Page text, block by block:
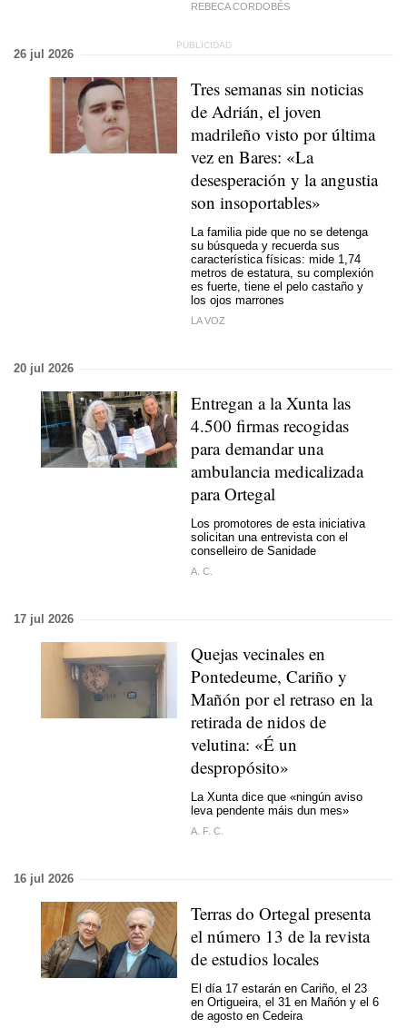
REBECA CORDOBÉS
26 jul 2026
Tres semanas sin noticias
de Adrián, el joven
madrileño visto por última
vez en Bares: «La
desesperación y la angustia
son insoportables»
La familia pide que no se detenga
su búsqueda y recuerda sus
característica físicas: mide 1,74
metros de estatura, su complexión
es fuerte, tiene el pelo castaño y
los ojos marrones
LA VOZ
20 jul 2026
Entregan a la Xunta las
4.500 firmas recogidas
para demandar una
ambulancia medicalizada
para Ortegal
Los promotores de esta iniciativa
solicitan una entrevista con el
conselleiro de Sanidade
A. C.
17 jul 2026
Quejas vecinales en
Pontedeume, Cariño y
Mañón por el retraso en la
retirada de nidos de
velutina: «É un
despropósito»
La Xunta dice que «ningún aviso
leva pendente máis dun mes»
A. F. C.
16 jul 2026
Terras do Ortegal presenta
el número 13 de la revista
de estudios locales
El día 17 estarán en Cariño, el 23
en Ortigueira, el 31 en Mañón y el 6
de agosto en Cedeira